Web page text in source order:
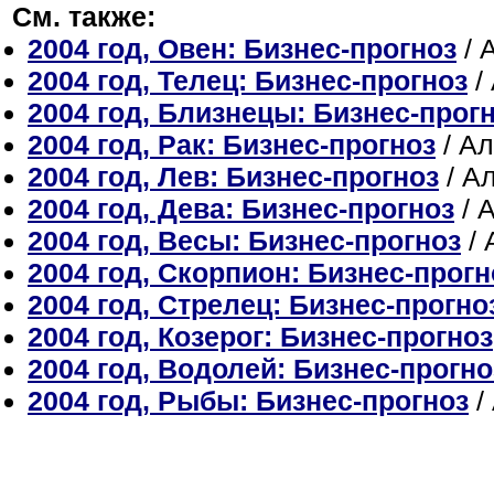
См. также:
2004 год, Овен: Бизнес-прогноз /
2004 год, Телец: Бизнес-прогноз /
2004 год, Близнецы: Бизнес-
2004 год, Рак: Бизнес-прогноз /
2004 год, Лев: Бизнес-прогноз /
2004 год, Дева: Бизнес-прогноз /
2004 год, Весы: Бизнес-прогноз /
2004 год, Скорпион: Бизнес-
2004 год, Стрелец: Бизнес-
2004 год, Козерог: Бизнес-прогноз
2004 год, Водолей: Бизнес-
2004 год, Рыбы: Бизнес-прогноз /